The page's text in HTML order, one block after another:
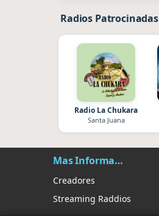
Radios Patrocinadas
Radio La Chukara
Santa Juana
Mas Información
Creadores
Streaming Raddios